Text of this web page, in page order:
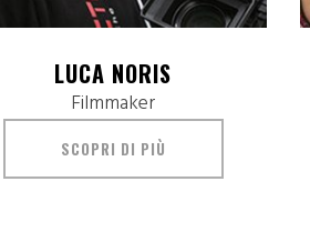
LUCA NORIS
Filmmaker
SCOPRI DI PIÙ